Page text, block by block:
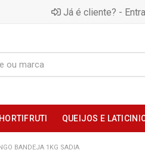
Já é cliente? -
HORTIFRUTI QUEIJOS E
BANDEJA 1KG SADIA